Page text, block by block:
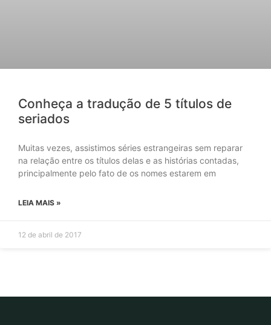
Conheça a tradução de 5 títulos de
seriados
Muitas vezes, assistimos séries estrangeiras sem reparar
na relação entre os títulos delas e as histórias contadas,
principalmente pelo fato de os nomes estarem em
LEIA MAIS »
12 de abril de 2017